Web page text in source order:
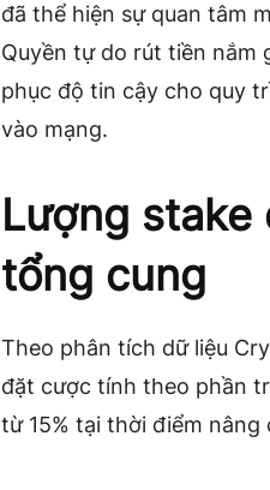
đã thể hiện sự quan tâm
Quyền tự do rút tiền nắm
phục độ tin cậy cho quy
vào mạng.
Lượng stake
tổng cung
Theo phân tích dữ liệu
đặt cược tính theo phần
từ 15% tại thời điểm nâng